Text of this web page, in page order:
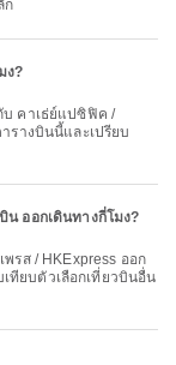
ก
ง?
รางบินนี้และเปรียบ
น ออกเดินทางกี่โมง?
ทียบตัวเลือกเที่ยวบินอื่น